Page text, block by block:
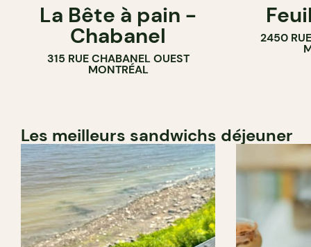
CAFÉ
PÂTISSERIE
BOULANGERIE
La Bête à pain -
Chabanel
315 RUE CHABANEL OUEST
MONTRÉAL
PÂTISSERIE
2450
Les meilleurs sandwichs déjeuner